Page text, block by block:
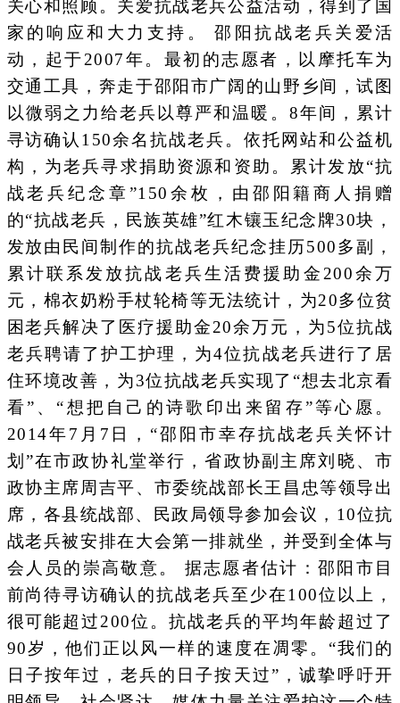
关心和照顾。关爱抗战老兵公益活动，得到了国
家的响应和大力支持。 邵阳抗战老兵关爱活
动，起于2007年。最初的志愿者，以摩托车为
交通工具，奔走于邵阳市广阔的山野乡间，试图
以微弱之力给老兵以尊严和温暖。8年间，累计
寻访确认150余名抗战老兵。依托网站和公益机
构，为老兵寻求捐助资源和资助。累计发放“抗
战老兵纪念章”150余枚，由邵阳籍商人捐赠
的“抗战老兵，民族英雄”红木镶玉纪念牌30块，
发放由民间制作的抗战老兵纪念挂历500多副，
累计联系发放抗战老兵生活费援助金200余万
元，棉衣奶粉手杖轮椅等无法统计，为20多位贫
困老兵解决了医疗援助金20余万元，为5位抗战
老兵聘请了护工护理，为4位抗战老兵进行了居
住环境改善，为3位抗战老兵实现了“想去北京看
看”、“想把自己的诗歌印出来留存”等心愿。
2014年7月7日，“邵阳市幸存抗战老兵关怀计
划”在市政协礼堂举行，省政协副主席刘晓、市
政协主席周吉平、市委统战部长王昌忠等领导出
席，各县统战部、民政局领导参加会议，10位抗
战老兵被安排在大会第一排就坐，并受到全体与
会人员的崇高敬意。 据志愿者估计：邵阳市目
前尚待寻访确认的抗战老兵至少在100位以上，
很可能超过200位。抗战老兵的平均年龄超过了
90岁，他们正以风一样的速度在凋零。“我们的
日子按年过，老兵的日子按天过”，诚挚呼吁开